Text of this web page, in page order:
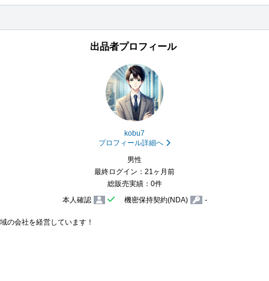
出品者プロフィール
kobu7
プロフィール詳細へ
男性
最終ログイン：21ヶ月前
総販売実績：0件
本人確認
機密保持契約(NDA) -
の会社を経営しています！